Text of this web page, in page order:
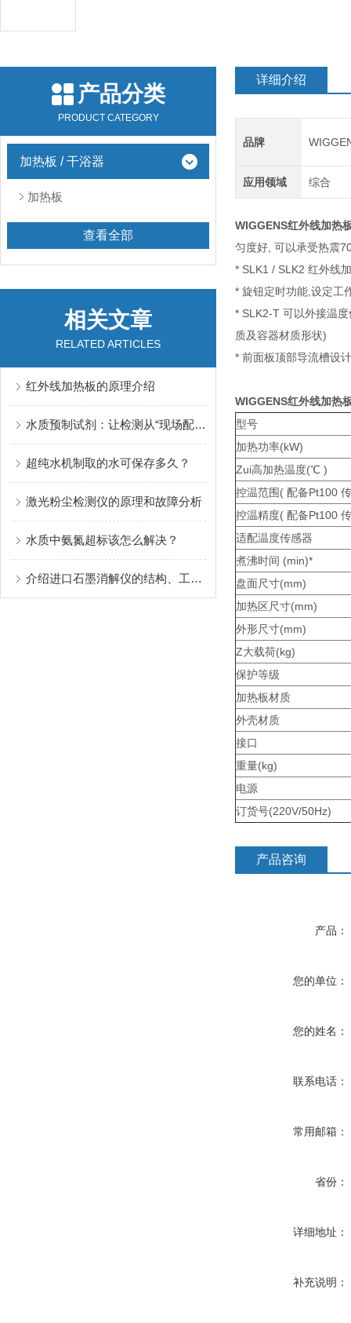
产品分类
PRODUCT CATEGORY
加热板 / 干浴器
加热板
查看全部
相关文章
RELATED ARTICLES
红外线加热板的原理介绍
水质预制试剂：让检测从“现场配制“走向“开袋即用“
超纯水机制取的水可保存多久？
激光粉尘检测仪的原理和故障分析
水质中氨氮超标该怎么解决？
介绍进口石墨消解仪的结构、工作原理和应用
详细介绍
品牌
应用领域 综合
WIGGENS红外线加热
匀度好, 可以承受热震
* SLK1 / SLK2 红外线
* 旋钮定时功能,设定工
* SLK2-T 可以外接温
质及容器材质形状)
* 前面板顶部导流槽设
WIGGENS红外线加热
型号
加热功率(kW)
Zui高加热温度(℃ )
控温范围( 配备Pt100
控温精度( 配备Pt100
适配温度传感器
煮沸时间 (min)*
盘面尺寸(mm)
加热区尺寸(mm)
外形尺寸(mm)
Z大载荷(kg)
保护等级
加热板材质
外壳材质
接口
重量(kg)
电源
订货号(220V/50Hz)
产品咨询
产品：
您的单位：
您的姓名：
联系电话：
常用邮箱：
省份：
详细地址：
补充说明：